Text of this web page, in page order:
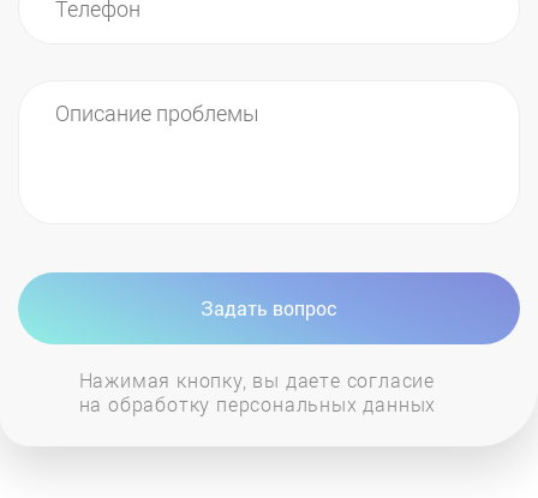
Задать вопрос
Нажимая кнопку, вы даете согласие
на обработку персональных данных